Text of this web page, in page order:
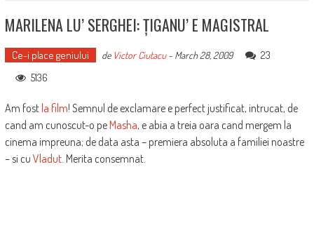
MARILENA LU’ SERGHEI: ȚIGANU’ E MAGISTRAL
Ce-i place geniului de Victor Ciutacu- March 28, 2009
23
5136
Am fost la film! Semnul de exclamare e perfect justificat, intrucat, de
cand am cunoscut-o peMasha, e abia a treia oara cand mergem la
cinema impreuna; de data asta – premiera absoluta a familiei noastre
– si cu Vladut. Merita consemnat.